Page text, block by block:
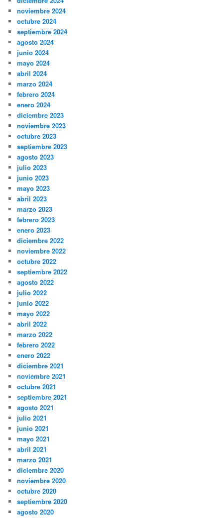
noviembre 2024
octubre 2024
septiembre 2024
agosto 2024
junio 2024
mayo 2024
abril 2024
marzo 2024
febrero 2024
enero 2024
diciembre 2023
noviembre 2023
octubre 2023
septiembre 2023
agosto 2023
julio 2023
junio 2023
mayo 2023
abril 2023
marzo 2023
febrero 2023
enero 2023
diciembre 2022
noviembre 2022
octubre 2022
septiembre 2022
agosto 2022
julio 2022
junio 2022
mayo 2022
abril 2022
marzo 2022
febrero 2022
enero 2022
diciembre 2021
noviembre 2021
octubre 2021
septiembre 2021
agosto 2021
julio 2021
junio 2021
mayo 2021
abril 2021
marzo 2021
diciembre 2020
noviembre 2020
octubre 2020
septiembre 2020
agosto 2020